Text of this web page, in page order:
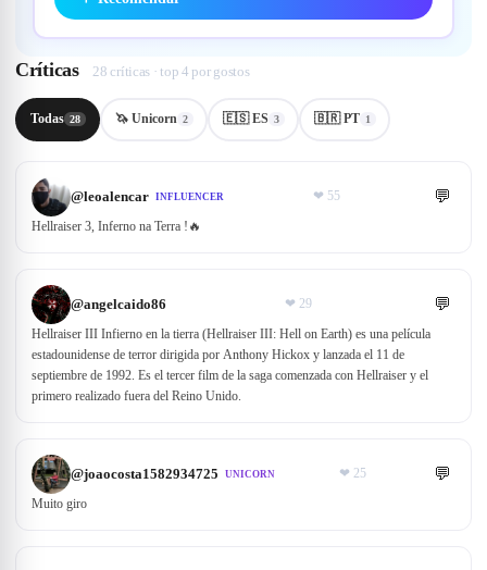
Críticas 28 críticas · top 4 por gostos
Todas 28 🦄 Unicorn 2 🇪🇸 ES 3 🇧🇷 PT 1
@leoalencar INFLUENCER ❤ 55 💬
Hellraiser 3, Inferno na Terra !🔥
@angelcaido86 ❤ 29 💬
Hellraiser III Infierno en la tierra (Hellraiser III: Hell on Earth) es una película
estadounidense de terror dirigida por Anthony Hickox y lanzada el 11 de
septiembre de 1992. Es el tercer film de la saga comenzada con Hellraiser y el
primero realizado fuera del Reino Unido.
@joaocosta1582934725 UNICORN ❤ 25 💬
Muito giro